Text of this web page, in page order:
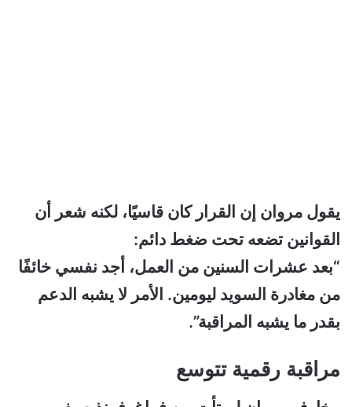
يقول مروان إن القرار كان قاسيًا، لكنه شعر أن
القوانين تضعه تحت ضغط دائم:
“بعد عشرات السنين من العمل، أجد نفسي خائفًا
من مغادرة السويد ليومين. الأمر لا يشبه الدعم
بقدر ما يشبه المراقبة”.
مراقبة رقمية تتوسع